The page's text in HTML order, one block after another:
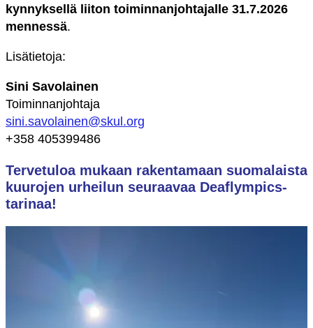
kynnyksellä liiton toiminnanjohtajalle 31.7.2026
mennessä.
Lisätietoja:
Sini Savolainen
Toiminnanjohtaja
sini.savolainen@skul.org
+358 405399486
Tervetuloa mukaan rakentamaan suomalaista
kuurojen urheilun seuraavaa Deaflympics-
tarinaa!